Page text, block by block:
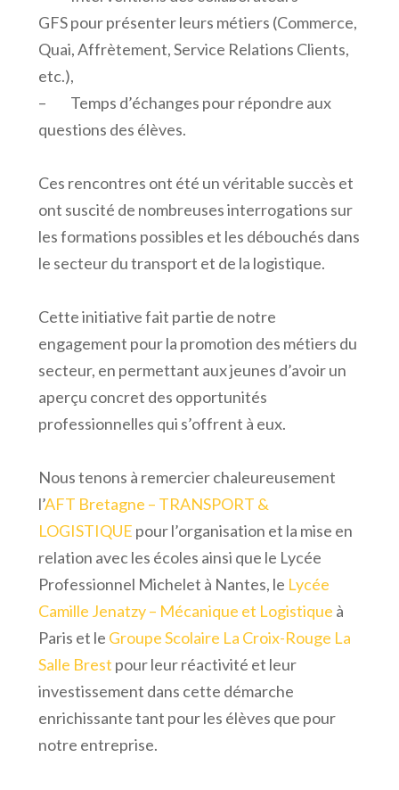
GFS pour présenter leurs métiers (Commerce,
Quai, Affrètement, Service Relations Clients,
etc.),
– Temps d’échanges pour répondre aux
questions des élèves.
Ces rencontres ont été un véritable succès et
ont suscité de nombreuses interrogations sur
les formations possibles et les débouchés dans
le secteur du transport et de la logistique.
Cette initiative fait partie de notre
engagement pour la promotion des métiers du
secteur, en permettant aux jeunes d’avoir un
aperçu concret des opportunités
professionnelles qui s’offrent à eux.
Nous tenons à remercier chaleureusement
l’AFT Bretagne – TRANSPORT &
LOGISTIQUE pour l’organisation et la mise en
relation avec les écoles ainsi que le Lycée
Professionnel Michelet à Nantes, le Lycée
Camille Jenatzy – Mécanique et Logistique à
Paris et le Groupe Scolaire La Croix-Rouge La
Salle Brest pour leur réactivité et leur
investissement dans cette démarche
enrichissante tant pour les élèves que pour
notre entreprise.